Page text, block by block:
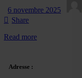
6 novembre 2025
Share
Read more
Adresse :